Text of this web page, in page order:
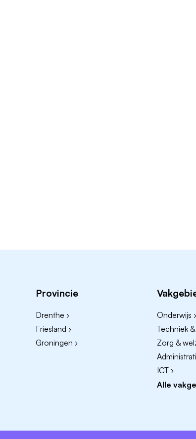
Provincie
Drenthe ›
Friesland ›
Groningen ›
Onderwijs ›
Techniek
Zorg &
ICT ›
Alle